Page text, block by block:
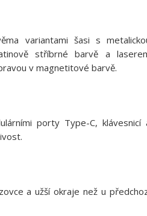
variantami šasi s
stříbrné barvě a
v magnetitové barvě.
porty Type-C, klávesnicí
a užší okraje než u